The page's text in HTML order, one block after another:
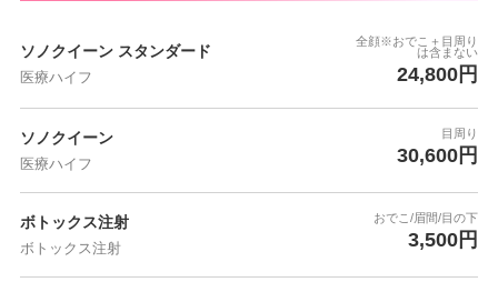
ソノクイーン スタンダード
医療ハイフ
全顔※おでこ＋目周り
は含まない
24,800円
ソノクイーン
医療ハイフ
目周り
30,600円
ボトックス注射
ボトックス注射
おでこ/眉間/目の下
3,500円